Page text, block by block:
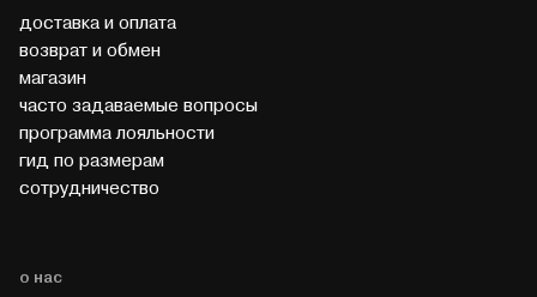
доставка и оплата
возврат и обмен
магазин
часто задаваемые вопросы
программа лояльности
гид по размерам
cотрудничество
о нас